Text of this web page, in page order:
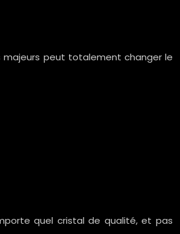
majeurs peut totalement changer le
quel cristal de qualité, et pas